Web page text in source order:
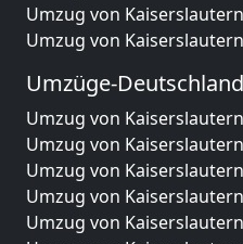
Umzug von
Umzug von
Umzüge-
Umzug von
Umzug von
Umzug von
Umzug von
Umzug von